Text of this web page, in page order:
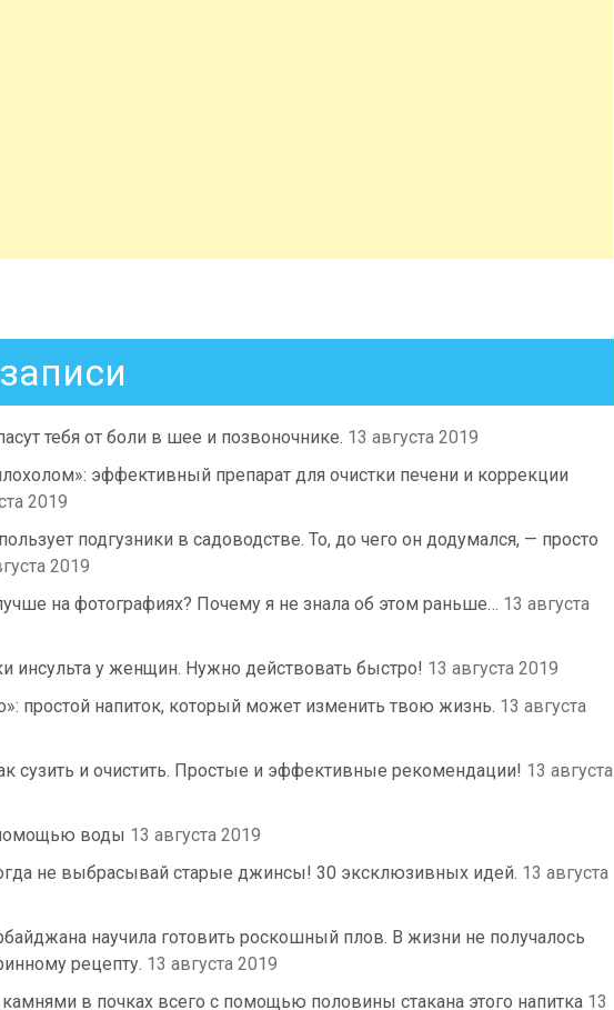
тебя от боли в шее и позвоночнике. 13 августа 2019
эффективный препарат для очистки печени и коррекции
2019
подгузники в садоводстве. То, до чего он додумался, — просто
2019
на фотографиях? Почему я не знала об этом раньше… 13 августа
инсульта у женщин. Нужно действовать быстро! 13 августа 2019
простой напиток, который может изменить твою жизнь. 13 августа
сузить и очистить. Простые и эффективные рекомендации! 13 августа
воды 13 августа 2019
не выбрасывай старые джинсы! 30 эксклюзивных идей. 13 августа
научила готовить роскошный плов. В жизни не получалось
рецепту. 13 августа 2019
в почках всего с помощью половины стакана этого напитка 13